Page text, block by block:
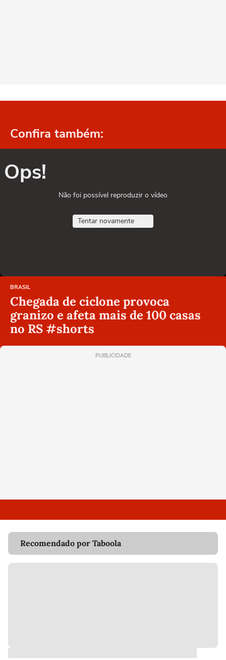
Confira também:
Ops!
Não foi possível reproduzir o vídeo
Tentar novamente
BRASIL
Chegada de ciclone provoca
granizo e afeta mais de 100 casas
no RS #shorts
PUBLICIDADE
Recomendado por Taboola